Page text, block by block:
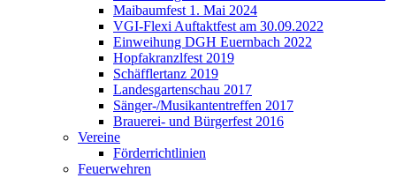
Maibaumfest 1. Mai 2024
VGI-Flexi Auftaktfest am 30.09.2022
Einweihung DGH Euernbach 2022
Hopfakranzlfest 2019
Schäfflertanz 2019
Landesgartenschau 2017
Sänger-/Musikantentreffen 2017
Brauerei- und Bürgerfest 2016
Vereine
Förderrichtlinien
Feuerwehren